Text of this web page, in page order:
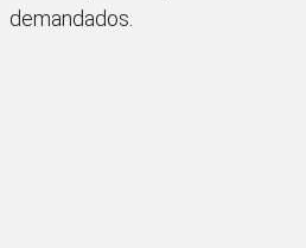
demandados.